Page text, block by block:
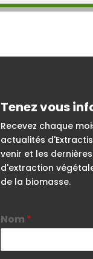
Tenez vous
Recevez chaque
actualités
venir et les
d'extraction
de la biomasse.
Nom *